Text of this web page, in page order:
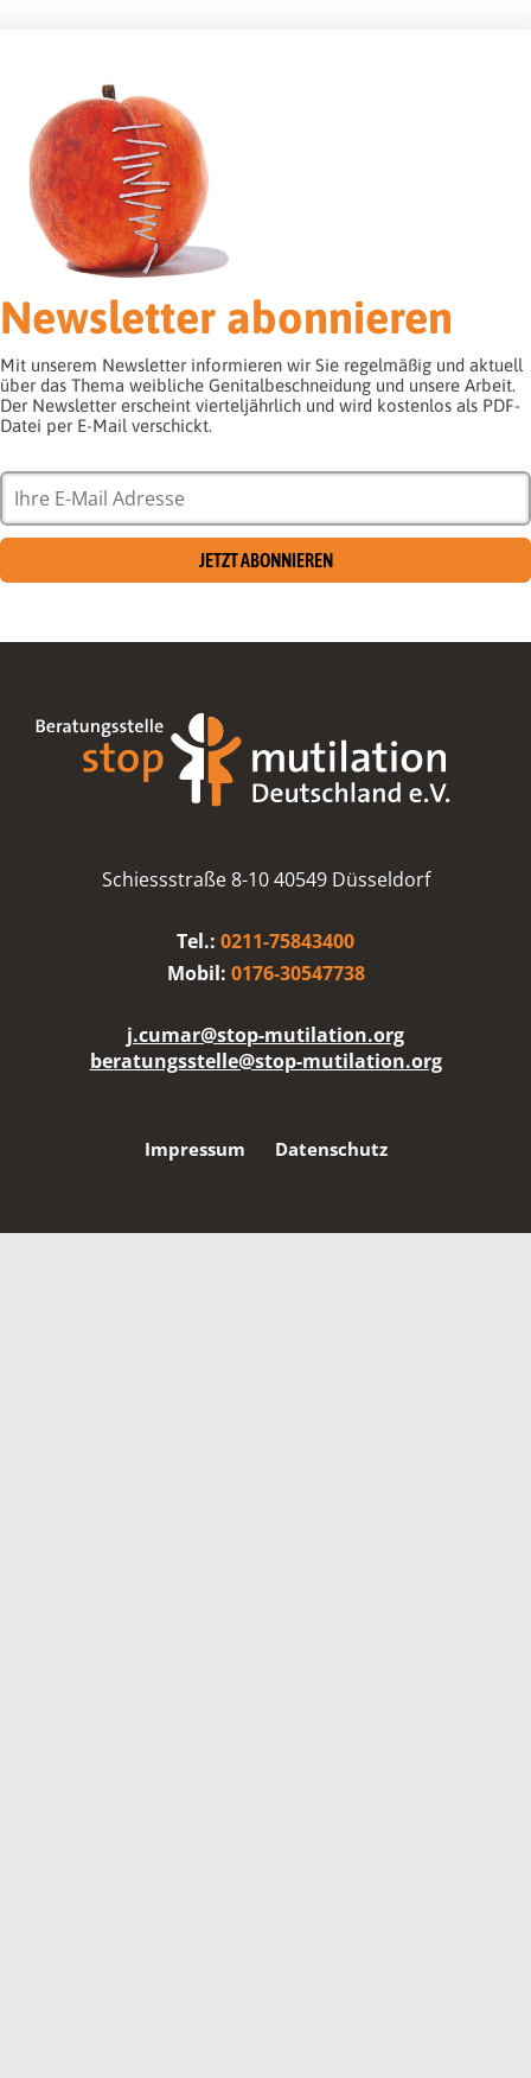
Newsletter abonnieren
Mit unserem Newsletter informieren wir Sie regelmäßig und aktuell
über das Thema weibliche Genitalbeschneidung und unsere Arbeit.
Der Newsletter erscheint vierteljährlich und wird kostenlos als PDF-
Datei per E-Mail verschickt.
JETZT ABONNIEREN
Schiessstraße 8-10 40549 Düsseldorf
Tel.: 0211-75843400
Mobil: 0176-30547738
j.cumar@stop-mutilation.org
beratungsstelle@stop-mutilation.org
Impressum Datenschutz